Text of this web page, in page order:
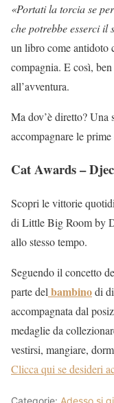
«Portati la torcia se
che potrebbe esserci il
un libro come antidoto
compagnia. E così,
all’avventura.
Ma dov’è diretto? Una
accompagnare le
Cat Awards –
Scopri le vittorie
di Little Big Room by
allo stesso tempo.
Seguendo il concetto
parte del bambinodi
accompagnata dal
medaglie da
vestirsi, mangiare,
Clicca qui se desideri
Categorie: Adesso si